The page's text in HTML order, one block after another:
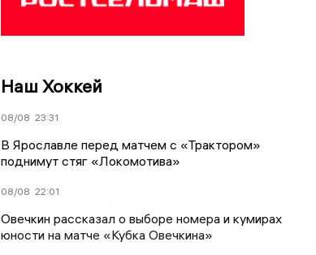
Наш Хоккей
08/08 23:31
В Ярославле перед матчем с «Трактором»
поднимут стяг «Локомотива»
08/08 22:01
Овечкин рассказал о выборе номера и кумирах
юности на матче «Кубка Овечкина»